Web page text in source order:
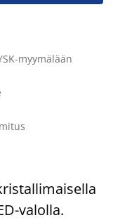
myymälään
valolla.